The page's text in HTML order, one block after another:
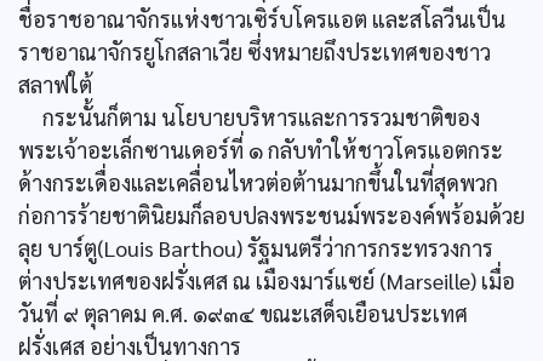
ชื่อราชอาณาจักรแห่งชาวเซิร์บโครแอต และสโลวีนเป็น
ราชอาณาจักรยูโกสลาเวีย ซึ่งหมายถึงประเทศของชาว
สลาฟใต้
กระนั้นก็ตาม นโยบายบริหารและการรวมชาติของ
พระเจ้าอะเล็กซานเดอร์ที่ ๑ กลับทำให้ชาวโครแอตกระ
ด้างกระเดื่องและเคลื่อนไหวต่อต้านมากขึ้นในที่สุดพวก
ก่อการร้ายชาตินิยมก็ลอบปลงพระชนม์พระองค์พร้อมด้วย
ลุย บาร์ตู(Louis Barthou) รัฐมนตรีว่าการกระทรวงการ
ต่างประเทศของฝรั่งเศส ณ เมืองมาร์แซย์ (Marseille) เมื่อ
วันที่ ๙ ตุลาคม ค.ศ. ๑๙๓๔ ขณะเสด็จเยือนประเทศ
ฝรั่งเศส อย่างเป็นทางการ